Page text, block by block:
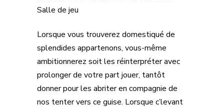
Lorsque vous trouverez domestiqué de
splendides appartenons, vous-même
ambitionnerez soit les réinterpréter avec
prolonger de votre part jouer, tantôt
donner pour les abriter en compagnie de
nos tenter vers ce guise. Lorsque c’levant